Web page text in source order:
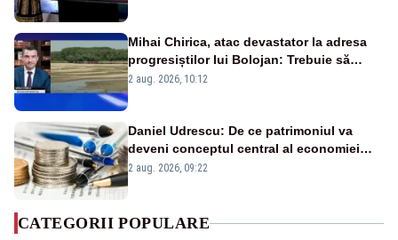
Mihai Chirica, atac devastator la adresa
progresiștilor lui Bolojan: Trebuie să
protejăm și natura, dar nu șținem omaneii
2 aug. 2026, 10:12
Daniel Udrescu: De ce patrimoniul va
deveni conceptul central al economiei
viitoare?
2 aug. 2026, 09:22
CATEGORII POPULARE